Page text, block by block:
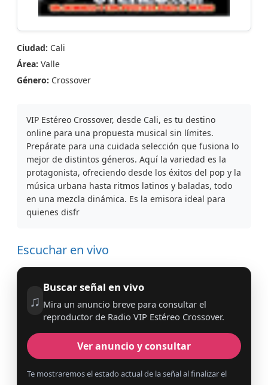
Ciudad: Cali
Área: Valle
Género: Crossover
VIP Estéreo Crossover, desde Cali, es tu destino
online para una propuesta musical sin límites.
Prepárate para una cuidada selección que fusiona lo
mejor de distintos géneros. Aquí la variedad es la
protagonista, ofreciendo desde los éxitos del pop y la
música urbana hasta ritmos latinos y baladas, todo
en una mezcla dinámica. Es la emisora ideal para
quienes disfr
Escuchar en vivo
♫
Buscar señal en vivo
Mira un anuncio breve para consultar el
reproductor de Radio VIP Estéreo Crossover.
Ver anuncio y consultar
Te mostraremos el estado actual de la señal al finalizar el